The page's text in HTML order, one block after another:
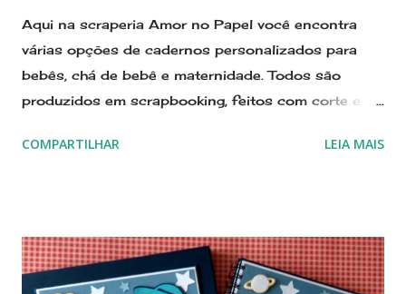
Aqui na scraperia Amor no Papel você encontra
várias opções de cadernos personalizados para
bebês, chá de bebê e maternidade. Todos são
produzidos em scrapbooking, feitos com corte e
e nomes. Estamos no Elo7 desde 2011, e nestes
Amor no Papel Scraperia está
COMPARTILHAR LEIA MAIS